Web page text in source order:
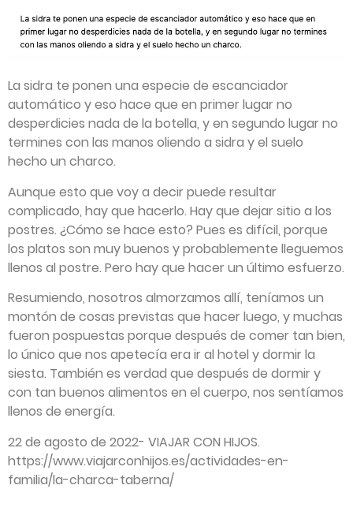
La sidra te ponen una especie de escanciador
automático y eso hace que en primer lugar no
desperdicies nada de la botella, y en segundo lugar no
termines con las manos oliendo a sidra y el suelo
hecho un charco.
Aunque esto que voy a decir puede resultar
complicado, hay que hacerlo. Hay que dejar sitio a los
postres. ¿Cómo se hace esto? Pues es difícil, porque
los platos son muy buenos y probablemente lleguemos
llenos al postre. Pero hay que hacer un último esfuerzo.
Resumiendo, nosotros almorzamos allí, teníamos un
montón de cosas previstas que hacer luego, y muchas
fueron pospuestas porque después de comer tan bien,
lo único que nos apetecía era ir al hotel y dormir la
siesta. También es verdad que después de dormir y
con tan buenos alimentos en el cuerpo, nos sentíamos
llenos de energía.
22 de agosto de 2022- VIAJAR CON HIJOS.
https://www.viajarconhijos.es/actividades-en-
familia/la-charca-taberna/